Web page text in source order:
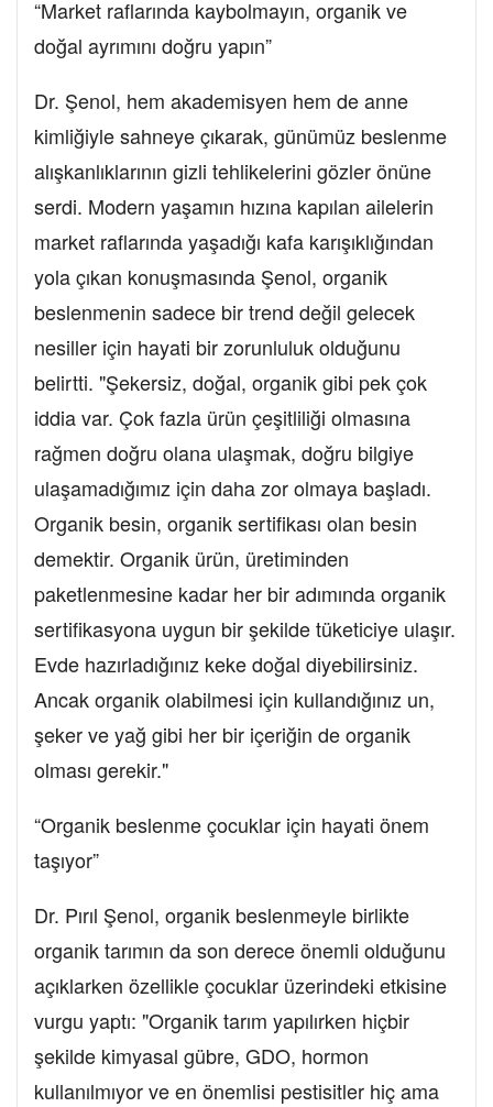
“Market raflarında kaybolmayın, organik ve
doğal ayrımını doğru yapın”
Dr. Şenol, hem akademisyen hem de anne
kimliğiyle sahneye çıkarak, günümüz beslenme
alışkanlıklarının gizli tehlikelerini gözler önüne
serdi. Modern yaşamın hızına kapılan ailelerin
market raflarında yaşadığı kafa karışıklığından
yola çıkan konuşmasında Şenol, organik
beslenmenin sadece bir trend değil gelecek
nesiller için hayati bir zorunluluk olduğunu
belirtti. "Şekersiz, doğal, organik gibi pek çok
iddia var. Çok fazla ürün çeşitliliği olmasına
rağmen doğru olana ulaşmak, doğru bilgiye
ulaşamadığımız için daha zor olmaya başladı.
Organik besin, organik sertifikası olan besin
demektir. Organik ürün, üretiminden
paketlenmesine kadar her bir adımında organik
sertifikasyona uygun bir şekilde tüketiciye ulaşır.
Evde hazırladığınız keke doğal diyebilirsiniz.
Ancak organik olabilmesi için kullandığınız un,
şeker ve yağ gibi her bir içeriğin de organik
olması gerekir."
“Organik beslenme çocuklar için hayati önem
taşıyor”
Dr. Pırıl Şenol, organik beslenmeyle birlikte
organik tarımın da son derece önemli olduğunu
açıklarken özellikle çocuklar üzerindeki etkisine
vurgu yaptı: "Organik tarım yapılırken hiçbir
şekilde kimyasal gübre, GDO, hormon
kullanılmıyor ve en önemlisi pestisitler hiç ama